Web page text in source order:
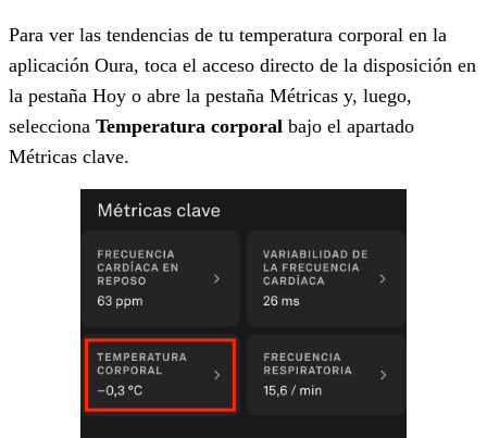
Para ver las tendencias de tu temperatura corporal en la
aplicación Oura, toca el acceso directo de la disposición en
la pestaña Hoy o abre la pestaña Métricas y, luego,
selecciona Temperatura corporal bajo el apartado
Métricas clave.